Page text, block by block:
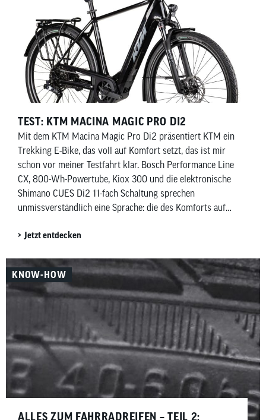
TEST: KTM MACINA MAGIC PRO DI2
Mit dem KTM Macina Magic Pro Di2 präsentiert KTM ein
Trekking E-Bike, das voll auf Komfort setzt, das ist mir
schon vor meiner Testfahrt klar. Bosch Performance Line
CX, 800-Wh-Powertube, Kiox 300 und die elektronische
Shimano CUES Di2 11-fach Schaltung sprechen
unmissverständlich eine Sprache: die des Komforts auf
Jetzt entdecken
KNOW-HOW
ALLES ZUM FAHRRADREIFEN – TEIL 2: